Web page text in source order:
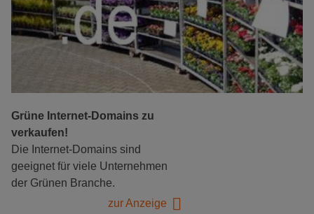
Grüne Internet-Domains zu
verkaufen!
Die Internet-Domains sind
geeignet für viele Unternehmen
der Grünen Branche.
zur Anzeige